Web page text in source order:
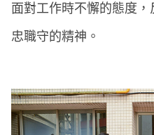
面對工作時不懈的態度
忠職守的精神。